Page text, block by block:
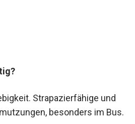
Strapazierfähige und
besonders im Bus.